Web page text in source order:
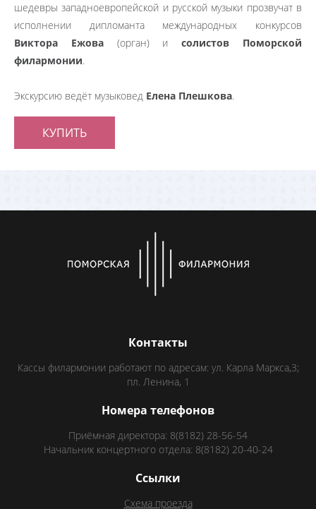
шедевры западноевропейской и русской музыки прозвучат в
исполнении дипломанта международных конкурсов
Виктора Ежова(орган) исолистов Поморской
филармонии.
Экскурсию ведёт музыковед Елена Плешкова.
КУПИТЬ
Контакты
Кассы филармонии работают по адресам: ул. Карла Маркса,3;
пл. Ленина, 1
Номера телефонов
Приёмная директора: 8(8182) 28-56-54
Начальник концертного отдела: 8(8182) 20-40-24
Ссылки
Схема проезда